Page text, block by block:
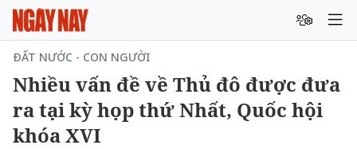
ĐẤT NƯỚC - CON NGƯỜI
Nhiều vấn đề về Thủ đô được đưa
ra tại kỳ họp thứ Nhất, Quốc hội
khóa XVI